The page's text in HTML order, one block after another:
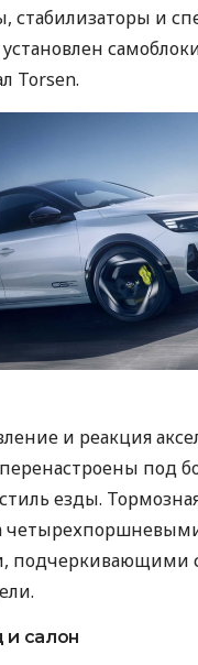
стабилизаторы и
Torsen.
и реакция
под
езды.
подчеркивающими
и салон